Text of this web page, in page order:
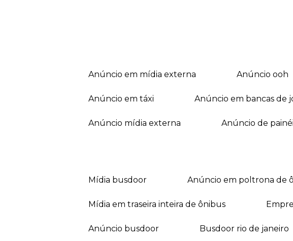
anúncio em mídia externa anúncio ooh
anúncio em táxi anúncio em bancas de
anúncio mídia externa anúncio de
mídia busdoor anúncio em poltrona de
mídia em traseira inteira de ônibus
anúncio busdoor busdoor rio de janeiro